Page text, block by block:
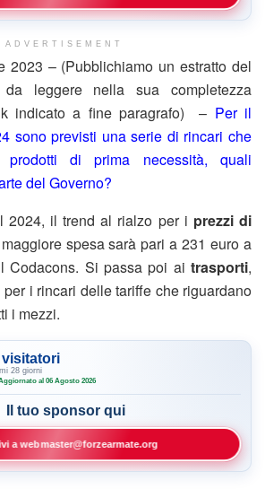
ADVERTISEMENT
2023 – (Pubblichiamo un estratto del
da leggere nella sua completezza
indicato a fine paragrafo) – Per il
sono previsti una serie di rincari che
prodotti di prima necessità, quali
del Governo?
2024, il trend al rialzo per i prezzi di
spesa sarà pari a 231 euro a
Codacons. Si passa poi ai trasporti,
i rincari delle tariffe che riguardano
i mezzi.
visitatori
28 giorni
al 06 Agosto 2026
Il tuo sponsor qui
a webmaster@forzearmate.org